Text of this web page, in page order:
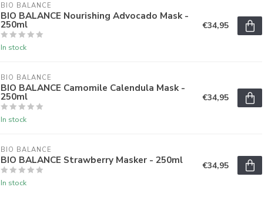
BIO BALANCE
BIO BALANCE Nourishing Advocado Mask -
250ml
In stock
€34,95
BIO BALANCE
BIO BALANCE Camomile Calendula Mask -
250ml
In stock
€34,95
BIO BALANCE
BIO BALANCE Strawberry Masker - 250ml
In stock
€34,95